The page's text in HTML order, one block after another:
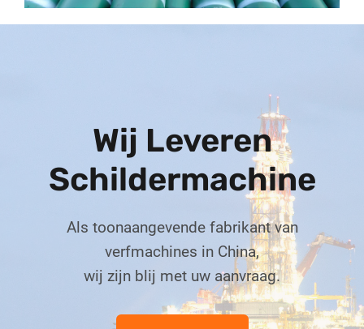
Wij Leveren
Schildermachine
Als toonaangevende fabrikant van
verfmachines in China,
wij zijn blij met uw aanvraag.